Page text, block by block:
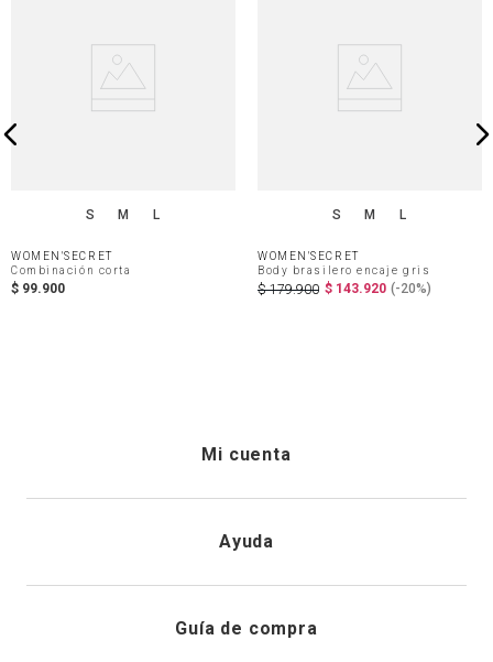
S M L
WOMEN'SECRET
Combinación corta
$ 99.900
S M L
WOMEN'SECRET
Body brasilero encaje gris
$ 179.900 $ 143.920 (-20%)
Mi cuenta
Registrarme
Ayuda
Guía de compra